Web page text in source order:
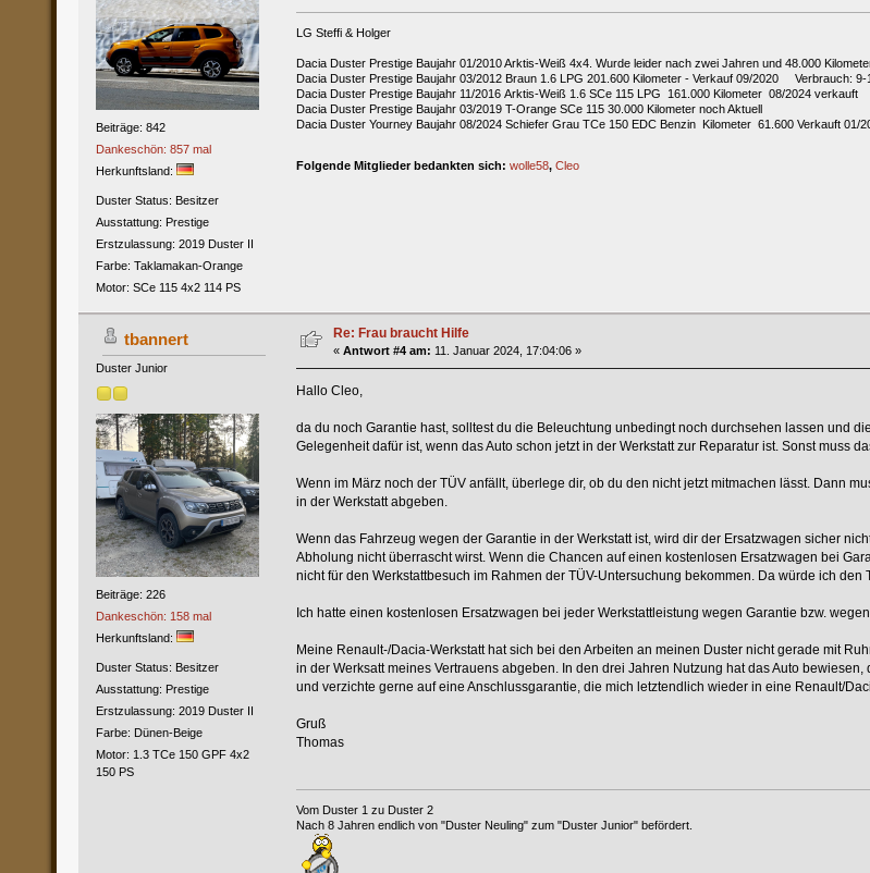
Beiträge: 842
Dankeschön: 857 mal
Herkunftsland:
Duster Status: Besitzer
Ausstattung: Prestige
Erstzulassung: 2019 Duster II
Farbe: Taklamakan-Orange
Motor: SCe 115 4x2 114 PS
LG Steffi & Holger
Dacia Duster Prestige Baujahr 01/2010 Arktis-Weiß 4x4. Wurde leider nach zwei Jahren und 48.000
Dacia Duster Prestige Baujahr 03/2012 Braun 1.6 LPG 201.600 Kilometer - Verkauf 09/2020 Verbrauch: 9-
Dacia Duster Prestige Baujahr 11/2016 Arktis-Weiß 1.6 SCe 115 LPG 161.000 Kilometer 08/2024 verkauft
Dacia Duster Prestige Baujahr 03/2019 T-Orange SCe 115 30.000 Kilometer noch Aktuell
Dacia Duster Yourney Baujahr 08/2024 Schiefer Grau TCe 150 EDC Benzin Kilometer 61.600 Verkauft 01/
Folgende Mitglieder bedankten sich: wolle58, Cleo
tbannert
Duster Junior
Beiträge: 226
Dankeschön: 158 mal
Herkunftsland:
Duster Status: Besitzer
Ausstattung: Prestige
Erstzulassung: 2019 Duster II
Farbe: Dünen-Beige
Motor: 1.3 TCe 150 GPF 4x2
150 PS
Re: Frau braucht Hilfe
« Antwort #4 am: 11. Januar 2024, 17:04:06 »
Hallo Cleo,
da du noch Garantie hast, solltest du die Beleuchtung unbedingt noch durchsehen lassen und
Gelegenheit dafür ist, wenn das Auto schon jetzt in der Werkstatt zur Reparatur ist. Sonst muss
Wenn im März noch der TÜV anfällt, überlege dir, ob du den nicht jetzt mitmachen lässt. Dann
in der Werkstatt abgeben.
Wenn das Fahrzeug wegen der Garantie in der Werkstatt ist, wird dir der Ersatzwagen sicher
Abholung nicht überrascht wirst. Wenn die Chancen auf einen kostenlosen Ersatzwagen bei
nicht für den Werkstattbesuch im Rahmen der TÜV-Untersuchung bekommen. Da würde ich
Ich hatte einen kostenlosen Ersatzwagen bei jeder Werkstattleistung wegen Garantie bzw.
Meine Renault-/Dacia-Werkstatt hat sich bei den Arbeiten an meinen Duster nicht gerade mit
in der Werksatt meines Vertrauens abgeben. In den drei Jahren Nutzung hat das Auto
und verzichte gerne auf eine Anschlussgarantie, die mich letztendlich wieder in eine Renault/
Gruß
Thomas
Vom Duster 1 zu Duster 2
Nach 8 Jahren endlich von "Duster Neuling" zum "Duster Junior" befördert.